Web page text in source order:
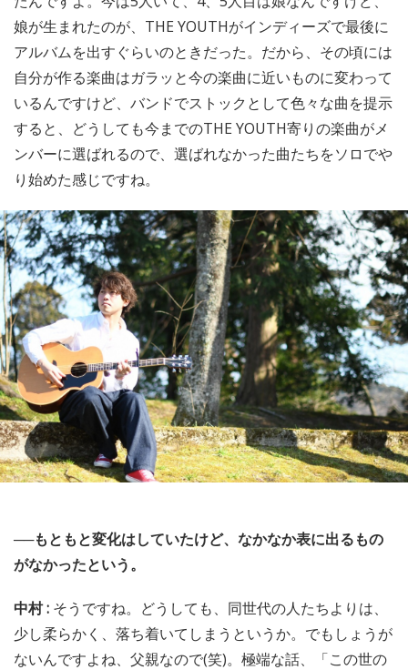
娘が生まれたのが、THE YOUTHがインディーズで最後に
アルバムを出すぐらいのときだった。だから、その頃には
自分が作る楽曲はガラッと今の楽曲に近いものに変わって
いるんですけど、バンドでストックとして色々な曲を提示
すると、どうしても今までのTHE YOUTH寄りの楽曲がメ
ンバーに選ばれるので、選ばれなかった曲たちをソロでや
り始めた感じですね。
──もともと変化はしていたけど、なかなか表に出るもの
がなかったという。
中村 : そうですね。どうしても、同世代の人たちよりは、
少し柔らかく、落ち着いてしまうというか。でもしょうが
ないんですよね、父親なので(笑)。極端な話、「この世の